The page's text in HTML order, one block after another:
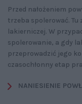
Przed nałożeniem
trzeba spolerować. Tu
lakierniczej. W
spolerowanie, a gdy
przeprowadzić jego
czasochłonny etap
NANIESIENIE